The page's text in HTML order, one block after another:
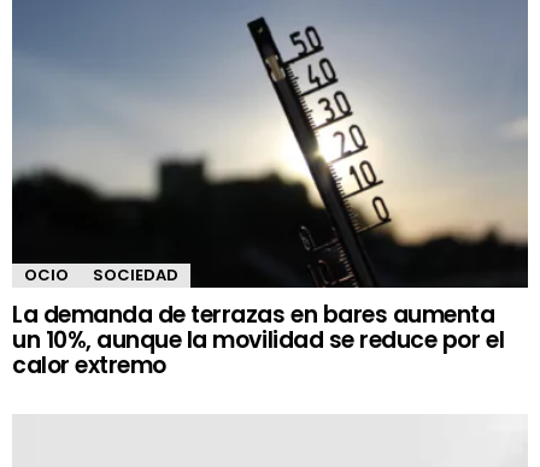
OCIO SOCIEDAD
La demanda de terrazas en bares aumenta
un 10%, aunque la movilidad se reduce por el
calor extremo